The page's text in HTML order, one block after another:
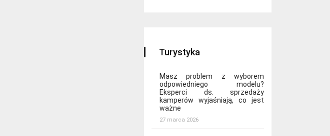
Turystyka
Masz problem z wyborem
odpowiedniego modelu?
Eksperci ds. sprzedaży
kamperów wyjaśniają, co jest
ważne
27 marca 2026